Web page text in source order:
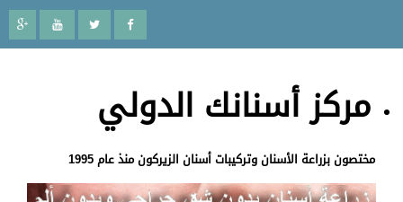
مركز أسنانك الدولي
مختصون بزراعة الأسنان وتركيبات أسنان الزيركون منذ عام 1995